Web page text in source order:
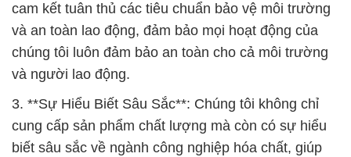
cam kết tuân thủ các tiêu chuẩn bảo vệ môi trường
và an toàn lao động, đảm bảo mọi hoạt động của
chúng tôi luôn đảm bảo an toàn cho cả môi trường
và người lao động.
3. **Sự Hiểu Biết Sâu Sắc**: Chúng tôi không chỉ
cung cấp sản phẩm chất lượng mà còn có sự hiểu
biết sâu sắc về ngành công nghiệp hóa chất, giúp